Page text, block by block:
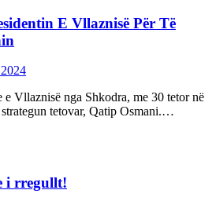
E Vllaznisë Për Të
e Vllaznisë nga Shkodra, me 30 tetor në
tetovar, Qatip Osmani.…
i rregullt!